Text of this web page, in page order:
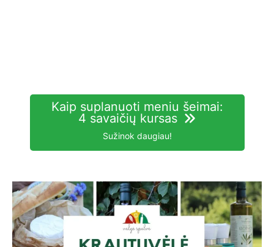
Kaip suplanuoti meniu šeimai:
4 savaičių kursas
Sužinok daugiau!